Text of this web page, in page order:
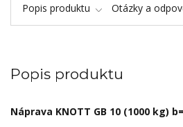
Popis produktu Otázky a
Popis produktu
Náprava KNOTT GB 10 (1000 kg)